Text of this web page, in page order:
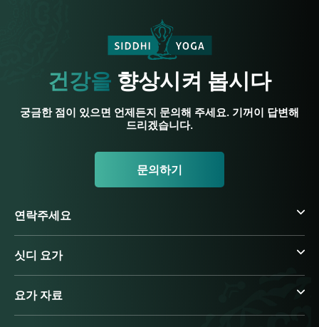
건강을 향상시켜 봅시다
궁금한 점이 있으면 언제든지 문의해 주세요. 기꺼이 답변해
드리겠습니다.
문의하기
연락주세요
싯디 요가
요가 자료